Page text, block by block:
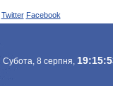
Twitter Facebook
Субота, 8 серпня,